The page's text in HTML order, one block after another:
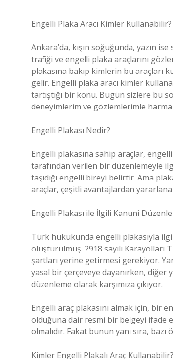
Engelli Plaka Aracı Kimler Kullanabilir?
Ankara’da, kışın soğuğunda, yazın
trafiği ve engelli plaka araçlarını
plakasına bakıp kimlerin bu araçları
gelir. Engelli plaka aracı kimler
tartıştığı bir konu. Bugün sizlere bu
deneyimlerim ve gözlemlerimle
Engelli Plakası Nedir?
Engelli plakasına sahip araçlar,
tarafından verilen bir düzenlemeyle
taşıdığı engelli bireyi belirtir. Ama
araçlar, çeşitli avantajlardan
Engelli Plakası ile İlgili Kanuni
Türk hukukunda engelli plakasıyla
oluşturulmuş. 2918 sayılı Karayolları
şartları yerine getirmesi gerekiyor.
yasal bir çerçeveye dayanırken,
düzenleme olarak karşımıza çıkıyor.
Engelli araç plakasını almak için, bir
olduğuna dair resmi bir belgeyi ifade
olmalıdır. Fakat bunun yanı sıra,
Kimler Engelli Plakalı Araç Kullanabilir?